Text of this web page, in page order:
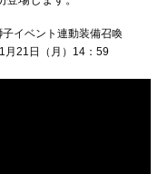
イベント連動装備召喚
月21日（月）14：59